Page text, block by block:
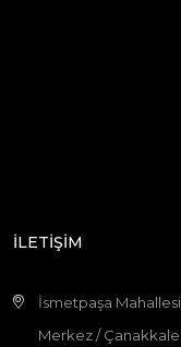
İLETİŞİM
İsmetpaşa
Merkez / Çanakkale